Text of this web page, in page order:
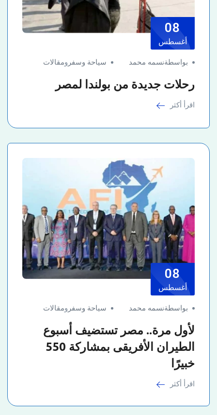
08
أغسطس
بواسطةنسمه محمد سياحة وسفر ومقالات
رحلات جديدة من بولندا لمصر
اقرأ أكثر
08
أغسطس
بواسطةنسمه محمد سياحة وسفر ومقالات
لأول مرة.. مصر تستضيف أسبوع
الطيران الأفريقى بمشاركة 550
خبيرًا
اقرأ أكثر